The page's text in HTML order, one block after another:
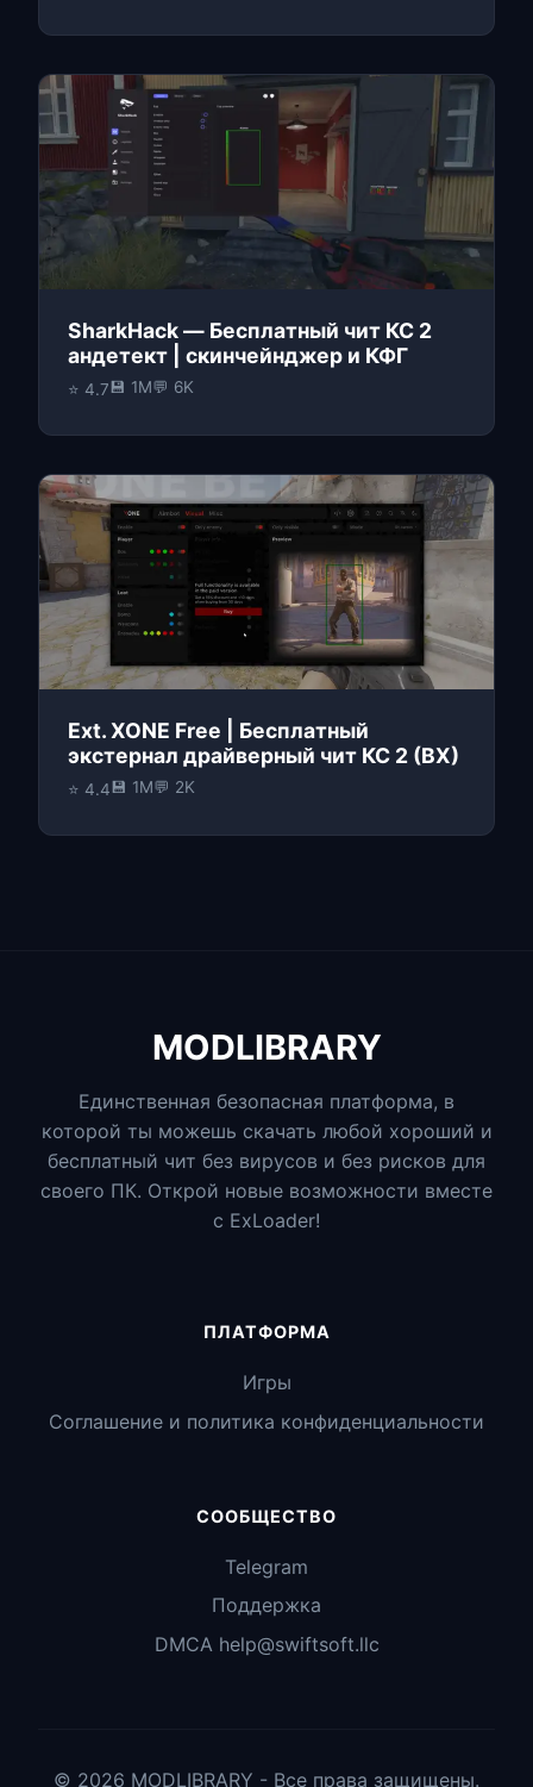
SharkHack — Бесплатный чит КС 2
андетект | скинчейнджер и КФГ
⭐ 4.7💾 1M💬 6K
Ext. XONE Free | Бесплатный
экстернал драйверный чит КС 2 (ВХ)
⭐ 4.4💾 1M💬 2K
MODLIBRARY
Единственная безопасная платформа, в
которой ты можешь скачать любой хороший и
бесплатный чит без вирусов и без рисков для
своего ПК. Открой новые возможности вместе
с ExLoader!
ПЛАТФОРМА
Игры
Соглашение и политика конфиденциальности
СООБЩЕСТВО
Telegram
Поддержка
DMCA help@swiftsoft.llc
© 2026 MODLIBRARY - Все права защищены.